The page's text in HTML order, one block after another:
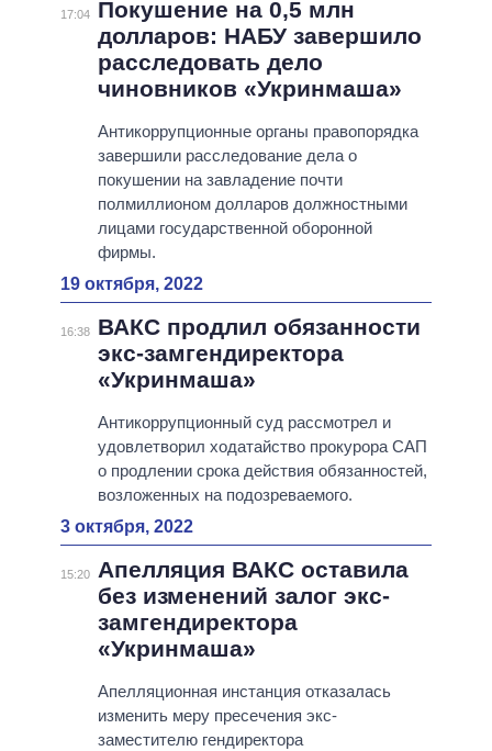
17:04
Покушение на 0,5 млн
долларов: НАБУ завершило
расследовать дело
чиновников «Укринмаша»
Антикоррупционные органы правопорядка
завершили расследование дела о
покушении на завладение почти
полмиллионом долларов должностными
лицами государственной оборонной
фирмы.
19 октября, 2022
16:38
ВАКС продлил обязанности
экс-замгендиректора
«Укринмаша»
Антикоррупционный суд рассмотрел и
удовлетворил ходатайство прокурора САП
о продлении срока действия обязанностей,
возложенных на подозреваемого.
3 октября, 2022
15:20
Апелляция ВАКС оставила
без изменений залог экс-
замгендиректора
«Укринмаша»
Апелляционная инстанция отказалась
изменить меру пресечения экс-
заместителю гендиректора